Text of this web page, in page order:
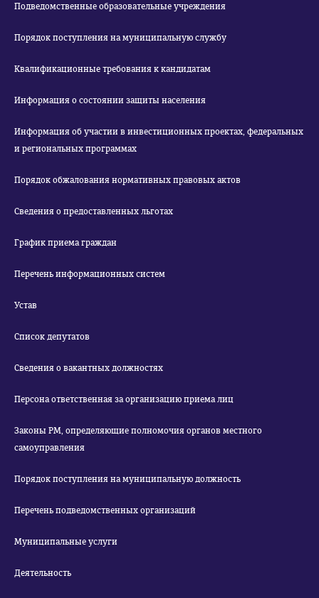
Подведомственные образовательные учреждения
Порядок поступления на муниципальную службу
Квалификационные требования к кандидатам
Информация о состоянии защиты населения
Информация об участии в инвестиционных проектах, федеральных
и региональных программах
Порядок обжалования нормативных правовых актов
Сведения о предоставленных льготах
График приема граждан
Перечень информационных систем
Устав
Список депутатов
Сведения о вакантных должностях
Персона ответственная за организацию приема лиц
Законы РМ, определяющие полномочия органов местного
самоуправления
Порядок поступления на муниципальную должность
Перечень подведомственных организаций
Муниципальные услуги
Деятельность